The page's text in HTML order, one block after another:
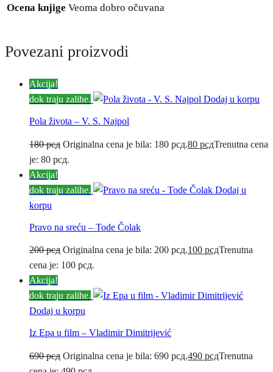
Ocena knjige Veoma dobro očuvana
Povezani proizvodi
Akcija!
dok traju zalihe.
Dodaj u korpu
Pola života – V. S. Najpol
180рсд Originalna cena je bila: 180 рсд.80 рсдTrenutna cena
je: 80 рсд.
Akcija!
dok traju zalihe.
Dodaj u
korpu
Pravo na sreću – Tode Čolak
200рсд Originalna cena je bila: 200 рсд.100 рсдTrenutna
cena je: 100 рсд.
Akcija!
dok traju zalihe.
Dodaj u korpu
Iz Epa u film – Vladimir Dimitrijević
690рсд Originalna cena je bila: 690 рсд.490 рсдTrenutna